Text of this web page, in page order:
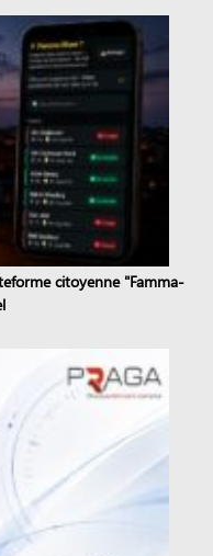
citoyenne "Famma-